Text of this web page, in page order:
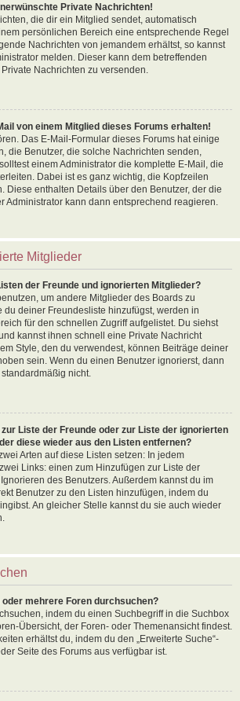
Private Nachrichten!
die dir ein Mitglied sendet, automatisch
persönlichen Bereich eine entsprechende Regel
Nachrichten von jemandem erhältst, so kannst
melden. Dieser kann dem betreffenden
Nachrichten zu versenden.
von einem Mitglied dieses Forums erhalten!
Das E-Mail-Formular dieses Forums hat einige
die Benutzer, die solche Nachrichten senden,
einem Administrator die komplette E-Mail, die
Dabei ist es ganz wichtig, die Kopfzeilen
Diese enthalten Details über den Benutzer, der die
Administrator kann dann entsprechend reagieren.
Mitglieder
der Freunde und ignorierten Mitglieder?
um andere Mitglieder des Boards zu
du deiner Freundesliste hinzufügst, werden in
für den schnellen Zugriff aufgelistet. Du siehst
kannst ihnen schnell eine Private Nachricht
Style, den du verwendest, können Beiträge deiner
sein. Wenn du einen Benutzer ignorierst, dann
nicht.
Liste der Freunde oder zur Liste der ignorierten
diese wieder aus den Listen entfernen?
Arten auf diese Listen setzen: In jedem
Links: einen zum Hinzufügen zur Liste der
des Benutzers. Außerdem kannst du im
Benutzer zu den Listen hinzufügen, indem du
An gleicher Stelle kannst du sie auch wieder
oder mehrere Foren durchsuchen?
indem du einen Suchbegriff in die Suchbox
Übersicht, der Foren- oder Themenansicht findest.
erhältst du, indem du den „Erweiterte Suche“-
Seite des Forums aus verfügbar ist.